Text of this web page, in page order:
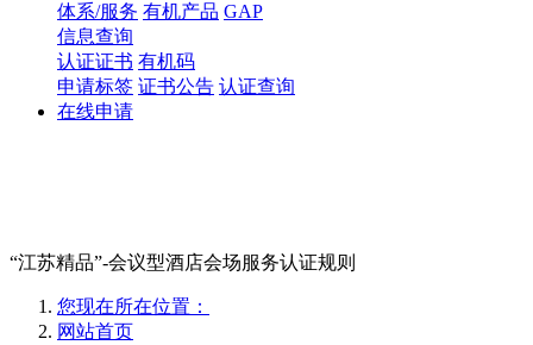
体系/服务 有机产品 GAP
信息查询
认证证书 有机码
申请标签 证书公告 认证查询
在线申请
“江苏精品”-会议型酒店会场服务认证规则
您现在所在位置：
网站首页